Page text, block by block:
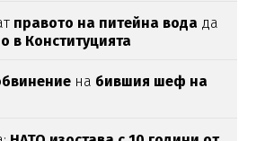
правото на питейна вода да
в Конституцията
на бившия шеф на